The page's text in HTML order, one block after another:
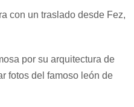
con un traslado desde Fez,
por su arquitectura de
fotos del famoso león de